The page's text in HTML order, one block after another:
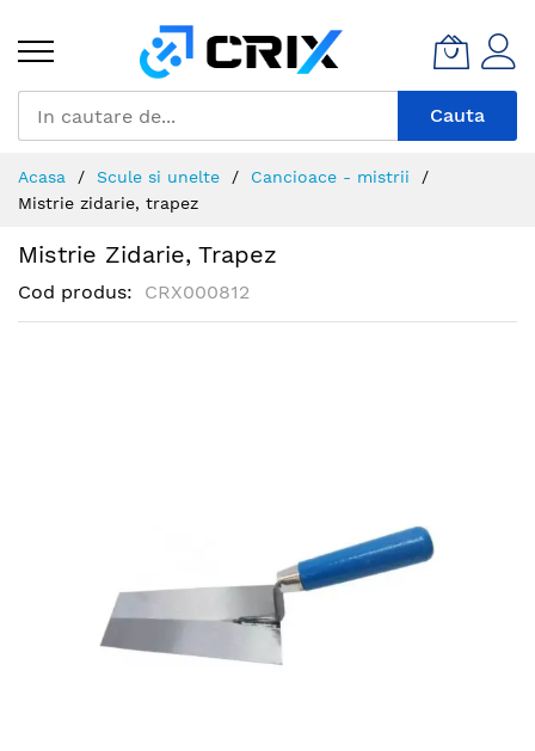
Continut
Cauta
Acasa Scule si unelte
Cancioace - mistrii
Mistrie zidarie, trapez
Mistrie Zidarie, Trapez
Cod produs CRX000812